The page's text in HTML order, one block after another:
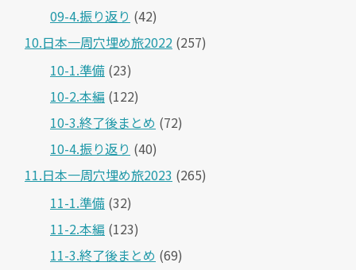
09-4.振り返り (42)
10.日本一周穴埋め旅2022 (257)
10-1.準備 (23)
10-2.本編 (122)
10-3.終了後まとめ (72)
10-4.振り返り (40)
11.日本一周穴埋め旅2023 (265)
11-1.準備 (32)
11-2.本編 (123)
11-3.終了後まとめ (69)